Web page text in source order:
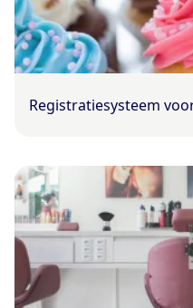
Registratiesysteem